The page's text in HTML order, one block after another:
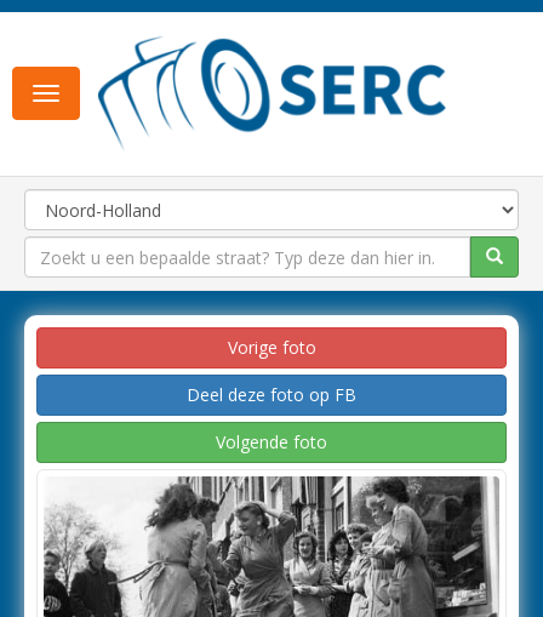
Toggle
navigation
Vorige foto
Deel deze foto op FB
Volgende foto